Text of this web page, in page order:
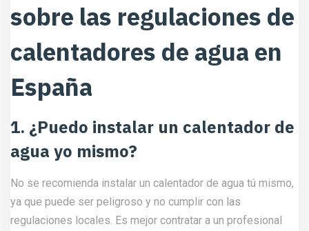
sobre las regulaciones de
calentadores de agua en
España
1. ¿Puedo instalar un calentador de
agua yo mismo?
No se recomienda instalar un calentador de agua tú mismo,
ya que puede ser peligroso y no cumplir con las
regulaciones locales. Es mejor contratar a un profesional